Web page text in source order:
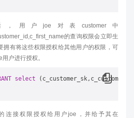
用户joe对表customer中
的查询权限会立即生
拥有将这些权限授权给其他用户的权限，可
户进行授权。
select
连接权限授权给用户joe，并给予其在